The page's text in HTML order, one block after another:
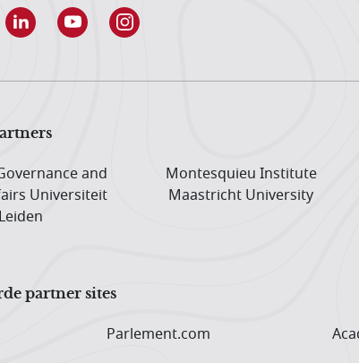
and
Universiteit
Leiden
Montesquieu Institute
Maastricht University
partner sites
Parlement.com